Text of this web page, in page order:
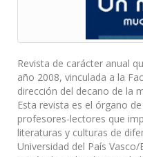
Revista de carácter anual
año 2008, vinculada a la
dirección del decano de la
Esta revista es el órgano
profesores-lectores que
literaturas y culturas de
Universidad del País